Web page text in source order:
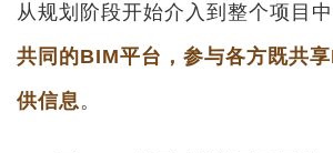
从规划阶段开始介入到整个项目中
共同的BIM平台，参与各方既共
供信息。